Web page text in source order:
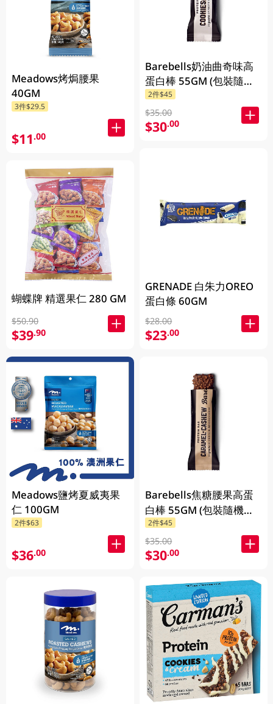
Meadows烤焗腰果
40GM
3件$29.5
$11.00
蝴蝶牌 精選果仁 280 GM
$50.90
$39.90
Meadows鹽烤夏威夷果
仁 100GM
2件$63
$36.00
Barebells奶油曲奇味高
蛋白棒 55GM (包裝隨機
發放)
2件$45
$35.00
$30.00
GRENADE 白朱力OREO
蛋白條 60GM
$28.00
$23.00
Barebells焦糖腰果高蛋
白棒 55GM (包裝隨機發
放)
2件$45
$35.00
$30.00